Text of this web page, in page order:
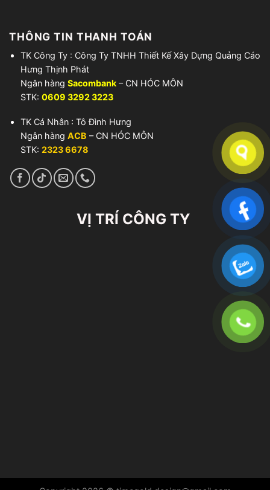
THÔNG TIN THANH TOÁN
TK Công Ty : Công Ty TNHH Thiết Kế Xây Dựng Quảng Cáo
Hưng Thịnh Phát
Ngân hàng Sacombank– CN HÓC MÔN
STK: 0609 3292 3223
TK Cá Nhân : Tô Đình Hưng
Ngân hàng ACB – CN HÓC MÔN
STK: 2323 6678
VỊ TRÍ CÔNG TY